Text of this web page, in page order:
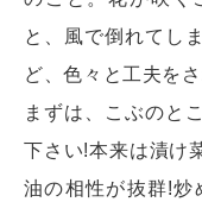
と、風で倒れてし
ど、色々と工夫を
まずは、こぶのと
下さい!本来は漬け
油の相性が抜群!炒